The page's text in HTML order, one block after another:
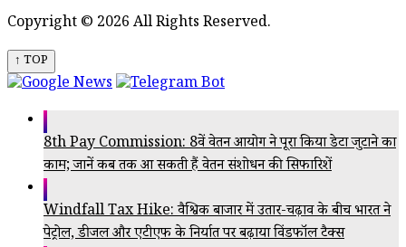
Copyright © 2026 All Rights Reserved.
↑ TOP
8th Pay Commission: 8वें वेतन आयोग ने पूरा किया डेटा जुटाने का
काम; जानें कब तक आ सकती हैं वेतन संशोधन की सिफारिशें
Windfall Tax Hike: वैश्विक बाजार में उतार-चढ़ाव के बीच भारत ने
पेट्रोल, डीजल और एटीएफ के निर्यात पर बढ़ाया विंडफॉल टैक्स